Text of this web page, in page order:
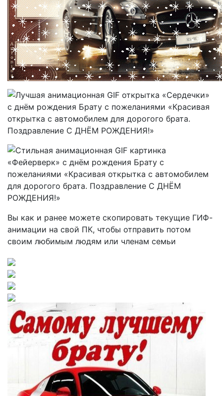
Вы как и ранее можете скопировать текущие ГИФ-
анимации на свой ПК, чтобы отправить потом
своим любимым людям или членам семьи